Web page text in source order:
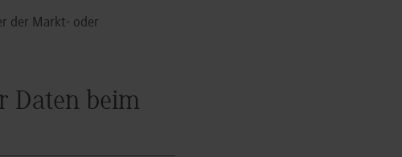
der Markt- oder
Daten beim